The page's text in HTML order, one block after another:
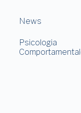
News
Psicologia